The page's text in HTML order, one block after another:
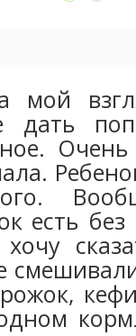
мой
дать
есть
хочу